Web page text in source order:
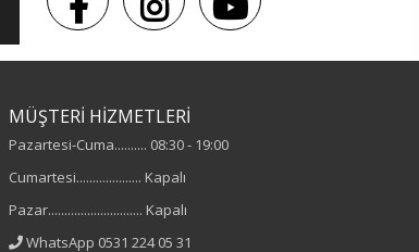
MÜŞTERİ HİZMETLERİ
Pazartesi-Cuma.......... 08:30 - 19:00
Cumartesi.................... Kapalı
Pazar............................. Kapalı
WhatsApp 0531 224 05 31